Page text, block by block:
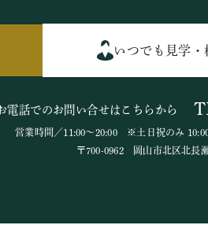
いつでも見学・
電話でのお問い合せはこちらから
営業時間／11:00～20:00 ※土日祝のみ
〒700-0962 岡山市北区北長